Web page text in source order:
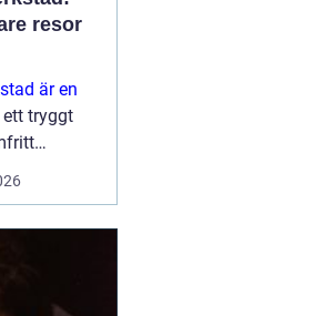
resor
är en
ett tryggt
en husbil
både